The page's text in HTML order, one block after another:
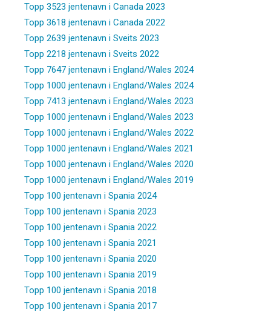
Topp 3523 jentenavn i Canada 2023
Topp 3618 jentenavn i Canada 2022
Topp 2639 jentenavn i Sveits 2023
Topp 2218 jentenavn i Sveits 2022
Topp 7647 jentenavn i England/Wales 2024
Topp 1000 jentenavn i England/Wales 2024
Topp 7413 jentenavn i England/Wales 2023
Topp 1000 jentenavn i England/Wales 2023
Topp 1000 jentenavn i England/Wales 2022
Topp 1000 jentenavn i England/Wales 2021
Topp 1000 jentenavn i England/Wales 2020
Topp 1000 jentenavn i England/Wales 2019
Topp 100 jentenavn i Spania 2024
Topp 100 jentenavn i Spania 2023
Topp 100 jentenavn i Spania 2022
Topp 100 jentenavn i Spania 2021
Topp 100 jentenavn i Spania 2020
Topp 100 jentenavn i Spania 2019
Topp 100 jentenavn i Spania 2018
Topp 100 jentenavn i Spania 2017